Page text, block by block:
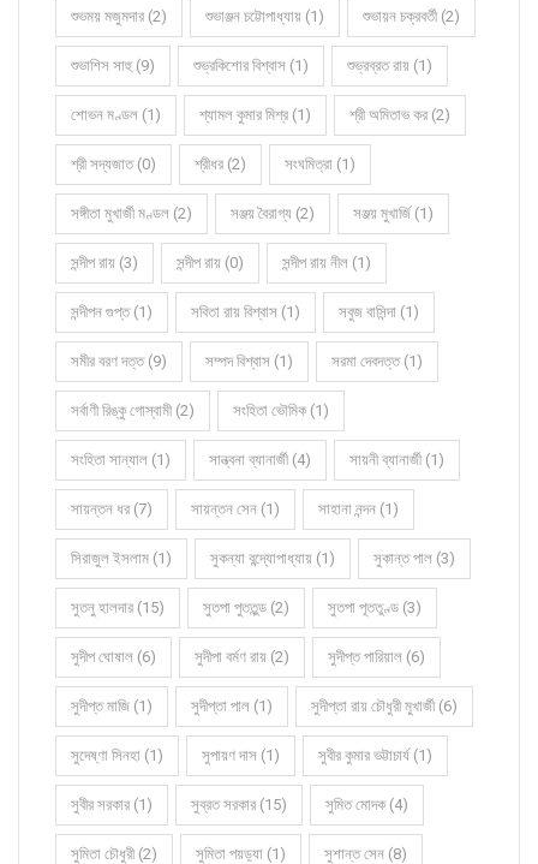
শুভময় মজুমদার (2) শুভাঞ্জন চট্টোপাধ্যায় (1) শুভায়ন চক্রবর্তী (2)
শুভাশিস সাহু (9) শুভ্রকিশোর বিশ্বাস (1) শুভ্রব্রত রায় (1)
শোভন মণ্ডল (1) শ্যামল কুমার মিশ্র (1) শ্রী অমিতাভ কর (2)
শ্রী সদ্যজাত (0) শ্রীধর (2) সংঘমিত্রা (1)
সঙ্গীতা মুখার্জী মণ্ডল (2) সঞ্জয় বৈরাগ্য (2) সঞ্জয় মুখার্জি (1)
সন্দীপ রায় (3) সন্দীপ রায় (0) সন্দীপ রায় নীল (1)
সন্দীপন গুপ্ত (1) সবিতা রায় বিশ্বাস (1) সবুজ বাসিন্দা (1)
সমীর বরণ দত্ত (9) সম্পদ বিশ্বাস (1) সরমা দেবদত্ত (1)
সর্বাণী রিঙ্কু গোস্বামী (2) সংহিতা ভৌমিক (1)
সংহিতা সান্যাল (1) সান্ত্বনা ব্যানার্জী (4) সায়নী ব্যানার্জী (1)
সায়ন্তন ধর (7) সায়ন্তন সেন (1) সাহানা নন্দন (1)
সিরাজুল ইসলাম (1) সুকন্যা বন্দ্যোপাধ্যায় (1) সুকান্ত পাল (3)
সুতনু হালদার (15) সুতপা পুততুন্ড (2) সুতপা পূততুণ্ড (3)
সুদীপ ঘোষাল (6) সুদীপা বর্মণ রায় (2) সুদীপ্ত পারিয়াল (6)
সুদীপ্ত মাজি (1) সুদীপ্তা পাল (1) সুদীপ্তা রায় চৌধুরী মুখার্জী (6)
সুদেষ্ণা সিনহা (1) সুপায়ণ দাস (1) সুবীর কুমার ভট্টাচার্য (1)
সুবীর সরকার (1) সুব্রত সরকার (15) সুমিত মোদক (4)
সুমিতা চৌধুরী (2) সুমিতা পয়ড়্যা (1) সুশান্ত সেন (8)